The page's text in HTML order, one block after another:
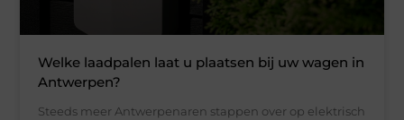
Welke laadpalen laat u plaatsen bij uw wagen in
Antwerpen?
Steeds meer Antwerpenaren stappen over op elektrisch